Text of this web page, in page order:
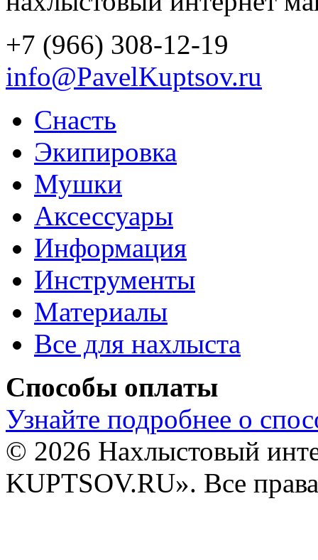
+7 (966) 308-12-19
info@PavelKuptsov.ru
Снасть
Экипировка
Мушки
Аксессуары
Информация
Инструменты
Материалы
Все для нахлыста
Способы оплаты
Узнайте подробнее о
© 2026 Нахлыстовый
KUPTSOV.RU». Все